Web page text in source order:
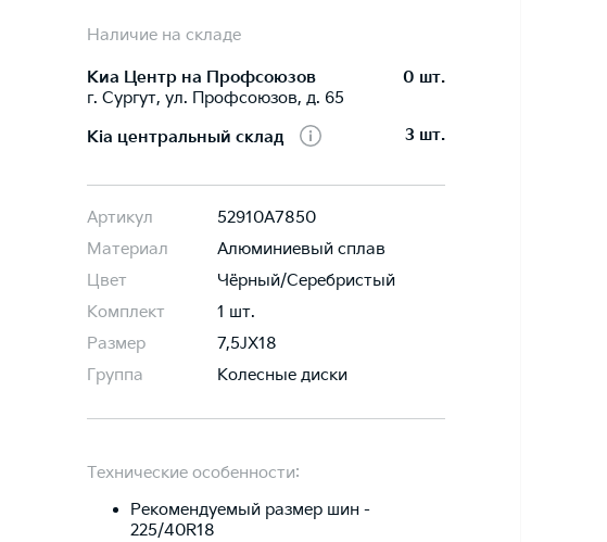
Наличие на складе
Киа Центр на Профсоюзов
г. Сургут, ул. Профсоюзов, д. 65
0 шт.
Kia центральный склад 3 шт.
Артикул
52910A7850
Материал
Алюминиевый сплав
Цвет
Чёрный/Серебристый
Комплект
1 шт.
Размер
7,5JХ18
Группа
Колесные диски
Технические особенности:
Рекомендуемый размер шин -
225/40R18